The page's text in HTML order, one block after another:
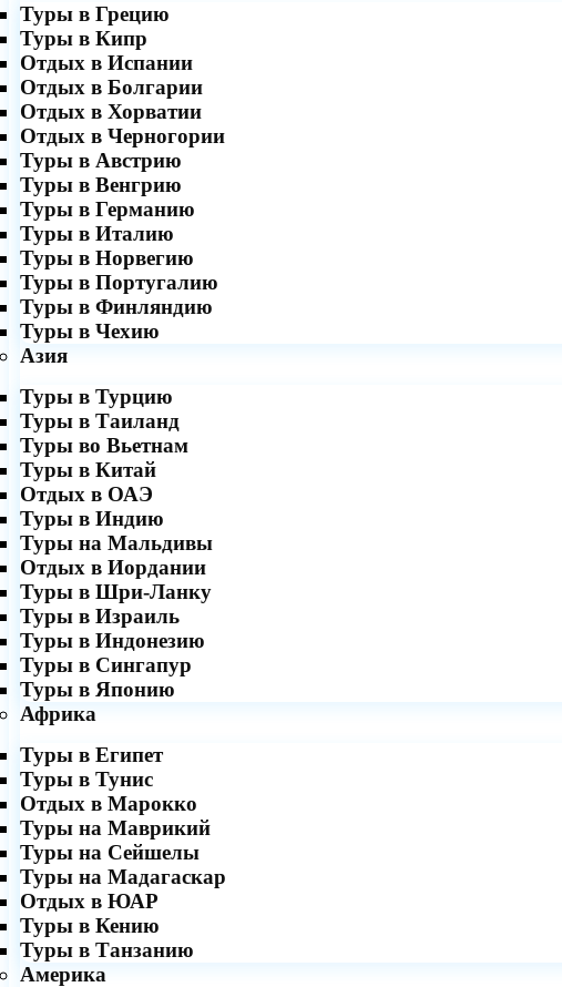
Туры в Грецию
Туры в Кипр
Отдых в Испании
Отдых в Болгарии
Отдых в Хорватии
Отдых в Черногории
Туры в Австрию
Туры в Венгрию
Туры в Германию
Туры в Италию
Туры в Норвегию
Туры в Португалию
Туры в Финляндию
Туры в Чехию
Азия
Туры в Турцию
Туры в Таиланд
Туры во Вьетнам
Туры в Китай
Отдых в ОАЭ
Туры в Индию
Туры на Мальдивы
Отдых в Иордании
Туры в Шри-Ланку
Туры в Израиль
Туры в Индонезию
Туры в Сингапур
Туры в Японию
Африка
Туры в Египет
Туры в Тунис
Отдых в Марокко
Туры на Маврикий
Туры на Сейшелы
Туры на Мадагаскар
Отдых в ЮАР
Туры в Кению
Туры в Танзанию
Америка